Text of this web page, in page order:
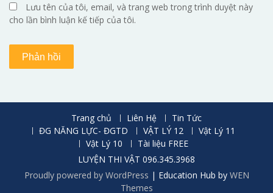
Lưu tên của tôi, email, và trang web trong trình duyệt này
cho lần bình luận kế tiếp của tôi.
Trang chủ Liên Hệ
Tin Tức
ĐG NĂNG LỰC- ĐGTD
VẬT LÝ 12
Vật Lý 11
Vật Lý 10
Tài liệu FREE
LUYỆN THI VẬT 096.345.3968
Proudly powered by WordPress | Education Hub by WEN
Themes